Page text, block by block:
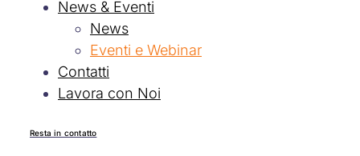
News & Eventi
News
Eventi e Webinar
Contatti
Lavora con Noi
Resta in contatto